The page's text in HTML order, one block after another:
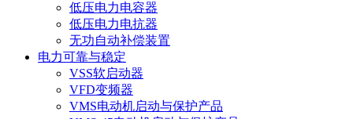
低压电力电容器
低压电力电抗器
无功自动补偿装置
电力可靠与稳定
VSS软启动器
VFD变频器
VMS电动机启动与保护产品